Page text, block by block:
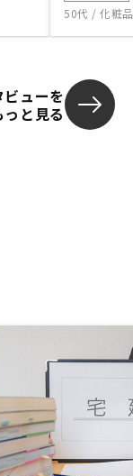
50代 / 化粧
ューを
っと見る